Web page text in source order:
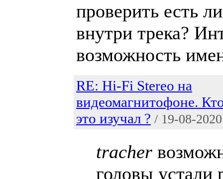
проверить есть
внутри трека?
возможность
RE: Hi-Fi Stereo на
видеомагнитофоне.
это изучал ? / 19-08-
tracher
головы устали